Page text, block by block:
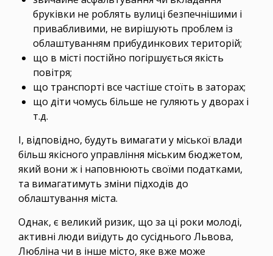
бруківки не роблять вулиці безпечнішими і
привабливими, не вирішують проблем із
облаштуванням прибудинкових територій;
що в місті постійно погіршується якість
повітря;
що транспорті все частіше стоїть в заторах;
що діти чомусь більше не гуляють у дворах і
т.д.
І, відповідно, будуть вимагати у міської влади
більш якісного управління міським бюджетом,
який вони ж і наповнюють своїми податками,
та вимагатимуть зміни підходів до
облаштування міста.
Однак, є великий ризик, що за ці роки молоді,
активні люди виїдуть до сусіднього Львова,
Любліна чи в інше місто, яке вже може